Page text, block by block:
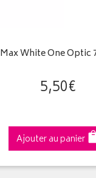
Max White One Optic
5,50€
Ajouter au panier